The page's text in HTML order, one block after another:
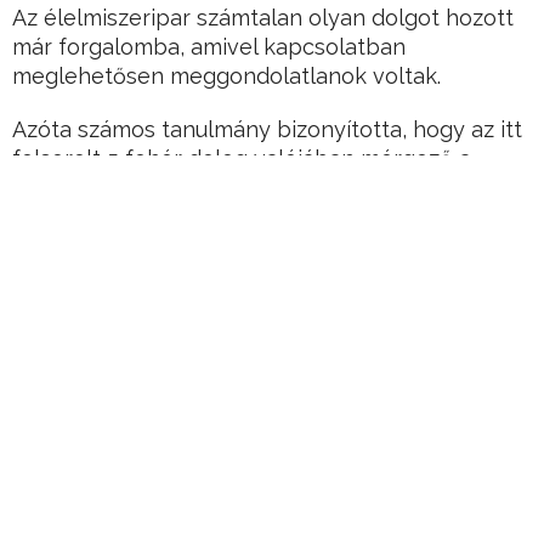
Az élelmiszeripar számtalan olyan dolgot hozott
már forgalomba, amivel kapcsolatban
meglehetősen meggondolatlanok voltak.
Azóta számos tanulmány bizonyította, hogy az itt
felsorolt 5 fehér dolog valójában mérgező a